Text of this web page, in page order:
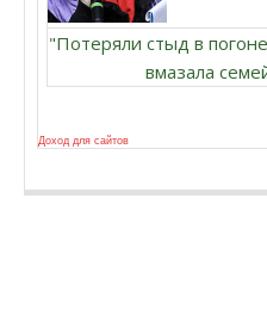
"Потеряли стыд в
вмазала
Доход для сайтов